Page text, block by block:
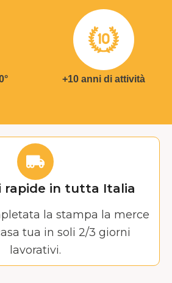
+10 anni di attività
rapide in tutta Italia
la stampa la merce
tua in soli 2/3 giorni
lavorativi.